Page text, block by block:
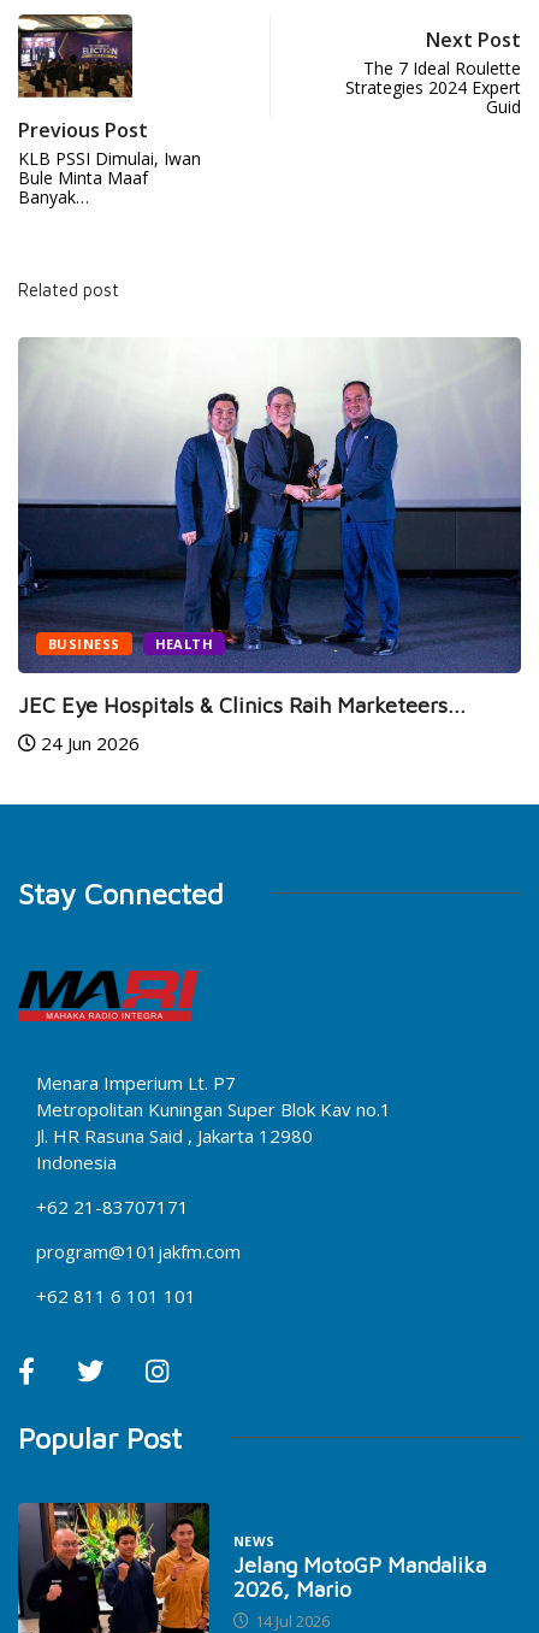
Previous Post
KLB PSSI Dimulai, Iwan
Bule Minta Maaf
Banyak…
Next Post
The 7 Ideal Roulette
Strategies 2024 Expert
Guid
Related post
BUSINESS HEALTH
JEC Eye Hospitals & Clinics Raih Marketeers...
24 Jun 2026
Stay Connected
Menara Imperium Lt. P7
Metropolitan Kuningan Super Blok Kav no.1
Jl. HR Rasuna Said , Jakarta 12980
Indonesia
+62 21-83707171
program@101jakfm.com
+62 811 6 101 101
Popular Post
NEWS
Jelang MotoGP Mandalika
2026, Mario
14 Jul 2026